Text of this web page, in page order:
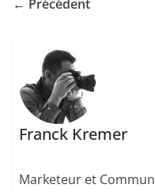
← Précédent
Franck Kremer
Marketeur et